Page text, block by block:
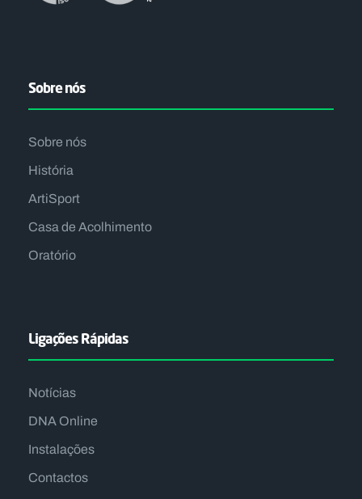
Sobre nós
Sobre nós
História
ArtiSport
Casa de Acolhimento
Oratório
Ligações Rápidas
Notícias
DNA Online
Instalações
Contactos